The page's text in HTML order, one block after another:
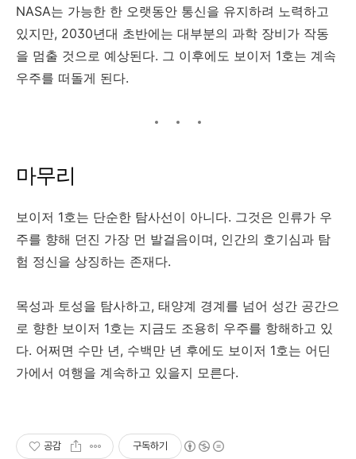
NASA는 가능한 한 오랫동안 통신을 유지하려 노력하고
있지만, 2030년대 초반에는 대부분의 과학 장비가 작동
을 멈출 것으로 예상된다. 그 이후에도 보이저 1호는 계속
우주를 떠돌게 된다.
마무리
보이저 1호는 단순한 탐사선이 아니다. 그것은 인류가 우
주를 향해 던진 가장 먼 발걸음이며, 인간의 호기심과 탐
험 정신을 상징하는 존재다.
목성과 토성을 탐사하고, 태양계 경계를 넘어 성간 공간으
로 향한 보이저 1호는 지금도 조용히 우주를 항해하고 있
다. 어쩌면 수만 년, 수백만 년 후에도 보이저 1호는 어딘
가에서 여행을 계속하고 있을지 모른다.
공감 구독하기